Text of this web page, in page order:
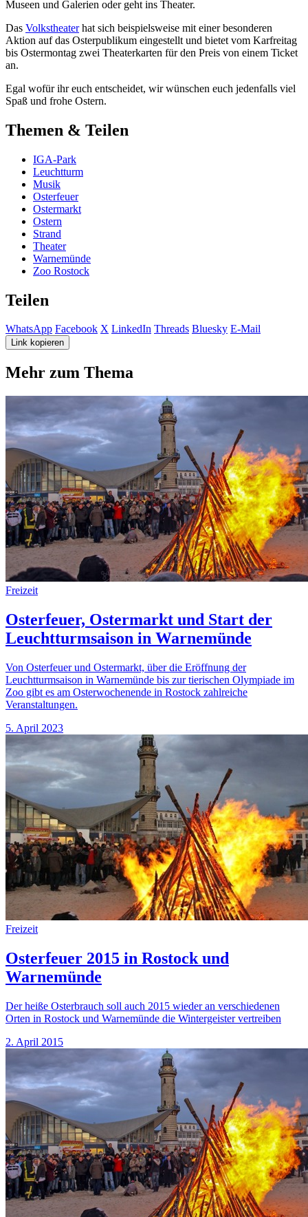
Museen und Galerien oder geht ins Theater.
Das Volkstheaterhat sich beispielsweise mit einer besonderen
Aktion auf das Osterpublikum eingestellt und bietet vom Karfreitag
bis Ostermontag zwei Theaterkarten für den Preis von einem Ticket
an.
Egal wofür ihr euch entscheidet, wir wünschen euch jedenfalls viel
Spaß und frohe Ostern.
Themen & Teilen
IGA-Park
Leuchtturm
Musik
Osterfeuer
Ostermarkt
Ostern
Strand
Theater
Warnemünde
Zoo Rostock
Teilen
WhatsApp Facebook X LinkedIn Threads Bluesky E-Mail
Link kopieren
Mehr zum Thema
Freizeit
Osterfeuer, Ostermarkt und Start der
Leuchtturmsaison in Warnemünde
Von Osterfeuer und Ostermarkt, über die Eröffnung der
Leuchtturmsaison in Warnemünde bis zur tierischen Olympiade im
Zoo gibt es am Osterwochenende in Rostock zahlreiche
Veranstaltungen.
5. April 2023
Freizeit
Osterfeuer 2015 in Rostock und
Warnemünde
Der heiße Osterbrauch soll auch 2015 wieder an verschiedenen
Orten in Rostock und Warnemünde die Wintergeister vertreiben
2. April 2015